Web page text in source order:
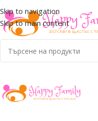
Skip to navigation
Skip to main content